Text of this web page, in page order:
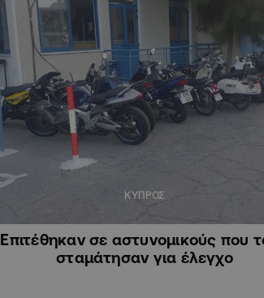
ΚΥΠΡΟΣ
Επιτέθηκαν σε αστυνομικούς που
σταμάτησαν για έλεγχο